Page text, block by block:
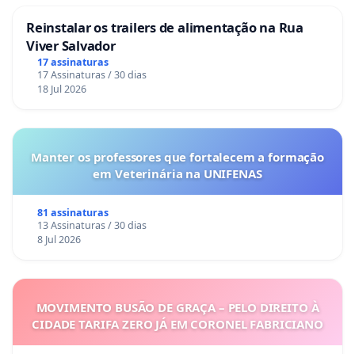
Reinstalar os trailers de alimentação na Rua
Viver Salvador
17 assinaturas
17 Assinaturas / 30 dias
18 Jul 2026
Manter os professores que fortalecem a formação
em Veterinária na UNIFENAS
81 assinaturas
13 Assinaturas / 30 dias
8 Jul 2026
MOVIMENTO BUSÃO DE GRAÇA – PELO DIREITO À
CIDADE TARIFA ZERO JÁ EM CORONEL FABRICIANO